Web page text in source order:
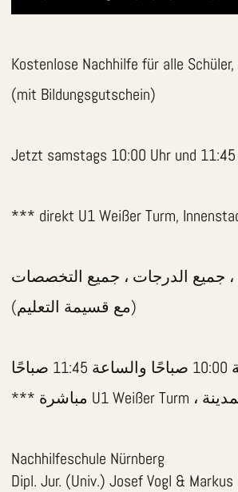
Kostenlose Nachhilfe für alle
(mit Bildungsgutschein)
Jetzt samstags 10:00 Uhr und
*** direkt U1 Weißer Turm,
(مع قسيمة التعليم)
Nachhilfeschule Nürnberg
Dipl. Jur. (Univ.) Josef Vogl &